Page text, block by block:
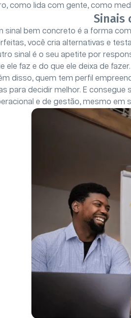
como lida com gente, como
Sinais
sinal bem concreto é a forma
você cria alternativas e
sinal é o seu apetite por
ele faz e do que ele deixa de fazer.
disso, quem tem perfil
para decidir melhor. E consegue
e de gestão, mesmo em